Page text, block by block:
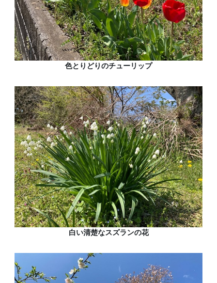
色とりどりのチューリップ
白い清楚なスズランの花